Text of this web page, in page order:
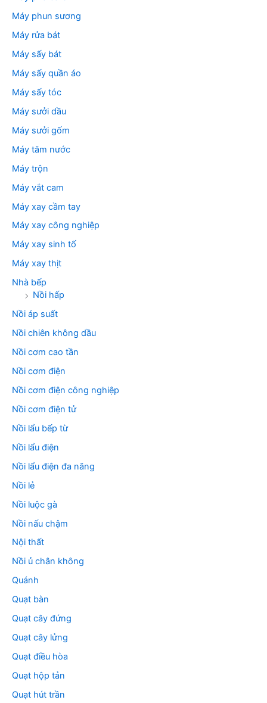
Máy phun sương
Máy rửa bát
Máy sấy bát
Máy sấy quần áo
Máy sấy tóc
Máy sưởi dầu
Máy sưởi gốm
Máy tăm nước
Máy trộn
Máy vắt cam
Máy xay cầm tay
Máy xay công nghiệp
Máy xay sinh tố
Máy xay thịt
Nhà bếp
Nồi hấp
Nồi áp suất
Nồi chiên không dầu
Nồi cơm cao tần
Nồi cơm điện
Nồi cơm điện công nghiệp
Nồi cơm điện tử
Nồi lẩu bếp từ
Nồi lẩu điện
Nồi lẩu điện đa năng
Nồi lẻ
Nồi luộc gà
Nồi nấu chậm
Nội thất
Nồi ủ chân không
Quánh
Quạt bàn
Quạt cây đứng
Quạt cây lửng
Quạt điều hòa
Quạt hộp tản
Quạt hút trần